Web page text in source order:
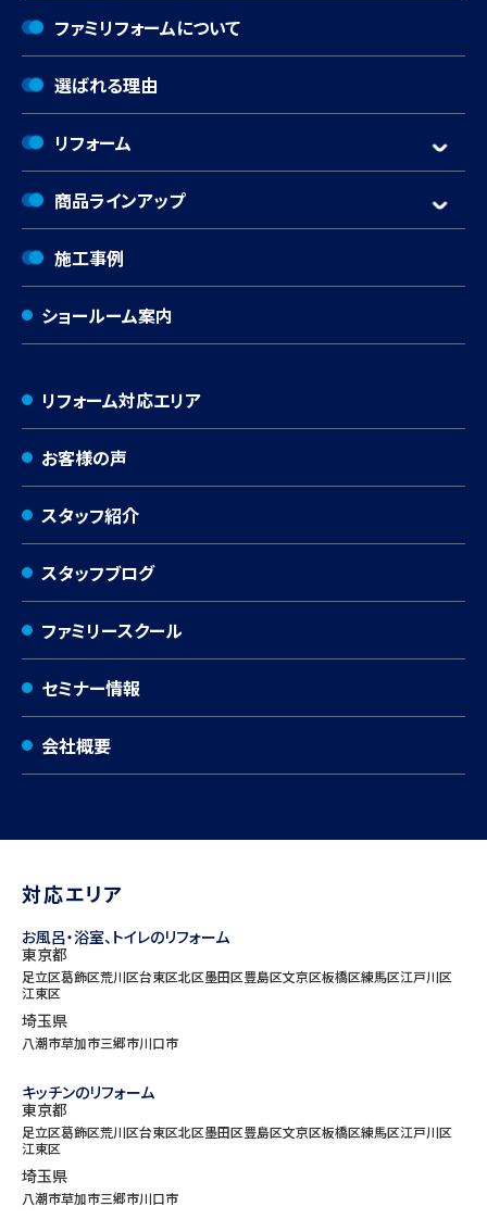
ファミリフォームについて
選ばれる理由
リフォーム
商品ラインアップ
施工事例
ショールーム案内
リフォーム対応エリア
お客様の声
スタッフ紹介
スタッフブログ
ファミリースクール
セミナー情報
会社概要
対応エリア
お風呂・浴室、トイレのリフォーム
東京都
足立区葛飾区荒川区台東区北区墨田区豊島区文京区板橋区練馬区江戸川区
江東区
埼玉県
八潮市草加市三郷市川口市
キッチンのリフォーム
東京都
足立区葛飾区荒川区台東区北区墨田区豊島区文京区板橋区練馬区江戸川区
江東区
埼玉県
八潮市草加市三郷市川口市